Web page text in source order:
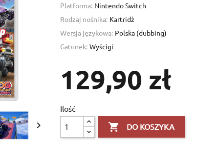
×
× 
Platforma: Nintendo Switch
Rodzaj nośnika: Kartridż
Wersja językowa: Polska (dubbing)
Gatunek: Wyścigi
129,90 zł
Ilość
 DO KOSZYKA